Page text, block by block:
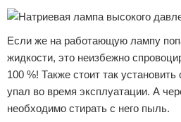
Если же на работающую лампу
жидкости, это неизбежно
100 %! Также стоит так
упал во время эксплуатации. А
необходимо стирать с него пыль.